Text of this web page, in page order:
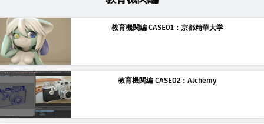
教育機関編 CASE01：京都精華大学
教育機関編 CASE02：Alchemy